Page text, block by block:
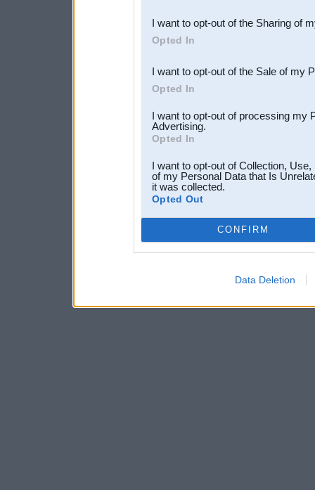
Downstream Participants
third parties.
I want to opt-out of the Sharing of
Opted In
I want to opt-out of the Sale of my
Opted In
I want to opt-out of processing my
Advertising.
Opted In
I want to opt-out of Collection,
of my Personal Data that Is
it was collected.
Opted Out
CONFIRM
Data Deletion